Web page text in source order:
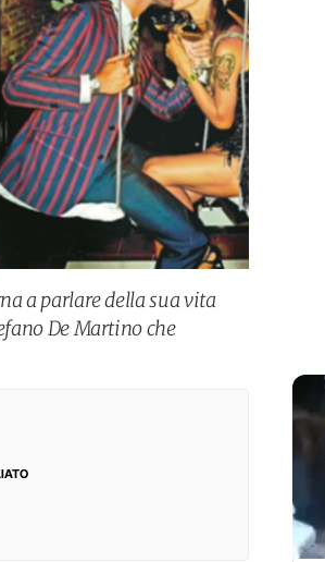
a parlare della sua vita
De Martino che